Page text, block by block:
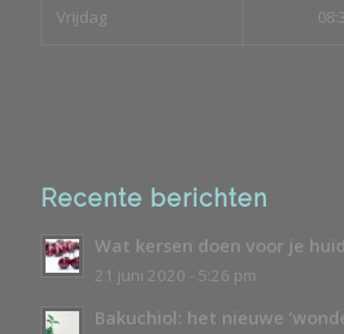
Vrijdag
Recente berichten
Wat kersen doen voor je
21 juni 2020 - 5:26 pm
Bakuchiol: het nieuwe